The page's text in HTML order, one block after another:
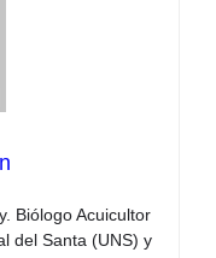
Biólogo Acuicultor
del Santa (UNS) y